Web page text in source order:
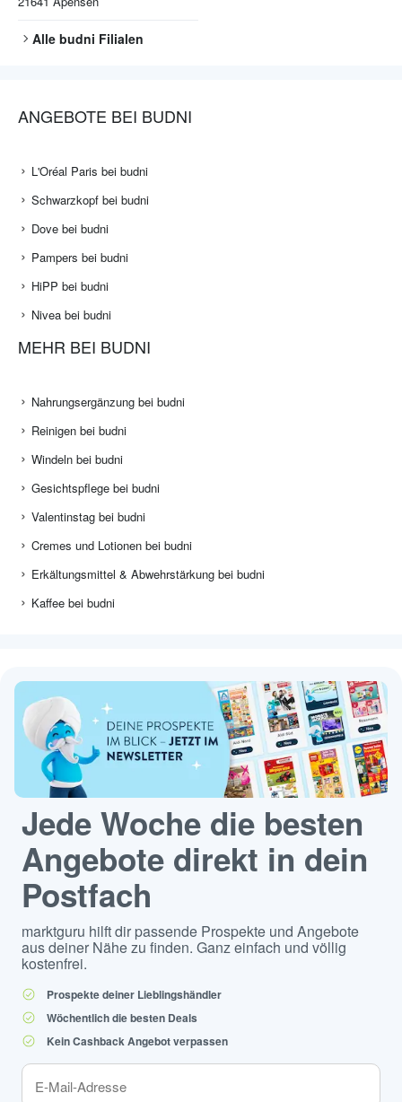
Alle budni Filialen
ANGEBOTE BEI BUDNI
L'Oréal Paris bei budni
Schwarzkopf bei budni
Dove bei budni
Pampers bei budni
HiPP bei budni
Nivea bei budni
MEHR BEI BUDNI
Nahrungsergänzung bei budni
Reinigen bei budni
Windeln bei budni
Gesichtspflege bei budni
Valentinstag bei budni
Cremes und Lotionen bei budni
Erkältungsmittel & Abwehrstärkung bei budni
Kaffee bei budni
Jede Woche die besten
Angebote direkt in dein
Postfach
marktguru hilft dir passende Prospekte und Angebote
aus deiner Nähe zu finden. Ganz einfach und völlig
kostenfrei.
Prospekte deiner Lieblingshändler
Wöchentlich die besten Deals
Kein Cashback Angebot verpassen